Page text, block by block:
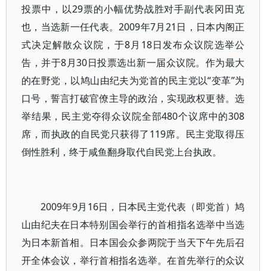
投票中，以29票的小幅优势战胜对手副代表冈田克
也，当选新一任代表。2009年7月21日，日本内阁正
式决定解散众议院，于8月18日发布众议院选举公
告，并于8月30日投票选出新一届众议院。作为最大
的在野党，以鸠山由纪夫为党首的民主党以“变革”为
口号，誓言打破官僚主导的政治，实现政权更替。选
举结果，民主党夺得众议院全部480个议席中的308
席，而执政的自民党只获得了119席。民主党取得压
倒性胜利，终于咸鱼翻身取代自民党上台执政。
2009年9月16日，日本民主党代表（即党首）鸠
山由纪夫在日本特别国会举行的首相指名选举中当选
为日本新首相。日本国会众参两院于当天下午先后召
开全体会议，举行首相指名选举。在首先举行的众议